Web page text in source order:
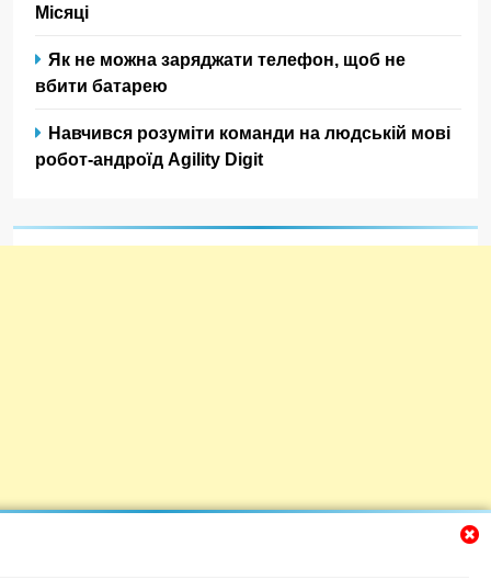
Місяці
Як не можна заряджати телефон, щоб не
вбити батарею
Навчився розуміти команди на людській мові
робот-андроїд Agility Digit